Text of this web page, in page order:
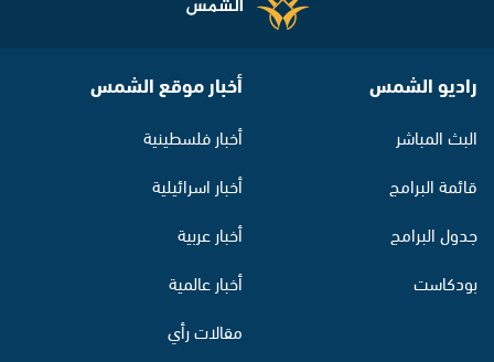
راديو الشمس
البث المباشر
قائمة البرامج
جدول البرامج
بودكاست
أخبار موقع الشمس
أخبار فلسطينية
أخبار اسرائيلية
أخبار عربية
أخبار عالمية
مقالات رأي